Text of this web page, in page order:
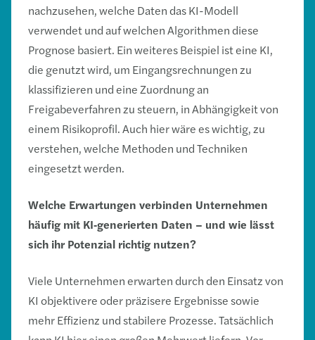
nachzusehen, welche Daten das KI-Modell
verwendet und auf welchen Algorithmen diese
Prognose basiert. Ein weiteres Beispiel ist eine KI,
die genutzt wird, um Eingangsrechnungen zu
klassifizieren und eine Zuordnung an
Freigabeverfahren zu steuern, in Abhängigkeit von
einem Risikoprofil. Auch hier wäre es wichtig, zu
verstehen, welche Methoden und Techniken
eingesetzt werden.
Welche Erwartungen verbinden Unternehmen
häufig mit KI‑generierten Daten – und wie lässt
sich ihr Potenzial richtig nutzen?
Viele Unternehmen erwarten durch den Einsatz von
KI objektivere oder präzisere Ergebnisse sowie
mehr Effizienz und stabilere Prozesse. Tatsächlich